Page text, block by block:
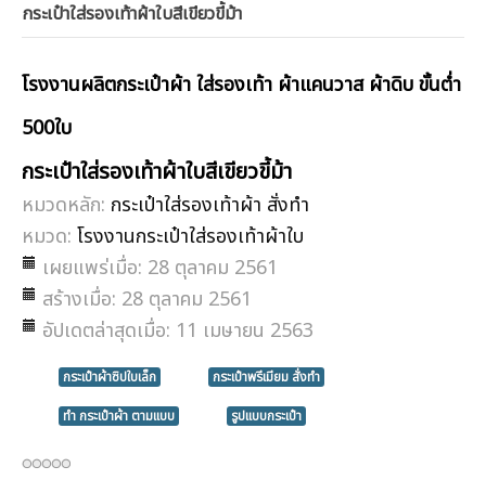
กระเป๋าใส่รองเท้าผ้าใบสีเขียวขี้ม้า
โรงงานผลิตกระเป๋าผ้า ใส่รองเท้า ผ้าแคนวาส ผ้าดิบ ขั้นต่ำ
500ใบ
กระเป๋าใส่รองเท้าผ้าใบสีเขียวขี้ม้า
หมวดหลัก: กระเป๋าใส่รองเท้าผ้า สั่งทำ
หมวด: โรงงานกระเป๋าใส่รองเท้าผ้าใบ
เผยแพร่เมื่อ: 28 ตุลาคม 2561
สร้างเมื่อ: 28 ตุลาคม 2561
อัปเดตล่าสุดเมื่อ: 11 เมษายน 2563
กระเป๋าผ้าซิปใบเล็ก
กระเป๋าพรีเมียม สั่งทำ
ทำ กระเป๋าผ้า ตามแบบ
รูปแบบกระเป๋า